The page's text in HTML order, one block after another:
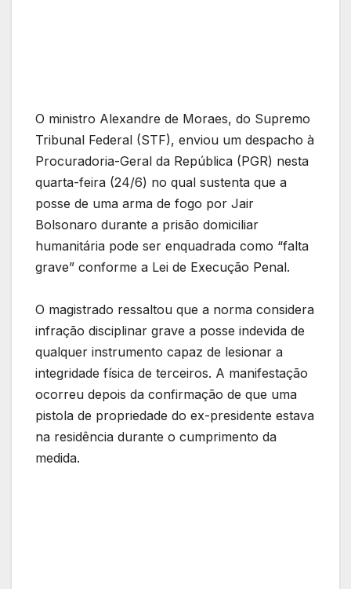
O ministro Alexandre de Moraes, do Supremo
Tribunal Federal (STF), enviou um despacho à
Procuradoria-Geral da República (PGR) nesta
quarta-feira (24/6) no qual sustenta que a
posse de uma arma de fogo por Jair
Bolsonaro durante a prisão domiciliar
humanitária pode ser enquadrada como “falta
grave” conforme a Lei de Execução Penal.
O magistrado ressaltou que a norma considera
infração disciplinar grave a posse indevida de
qualquer instrumento capaz de lesionar a
integridade física de terceiros. A manifestação
ocorreu depois da confirmação de que uma
pistola de propriedade do ex-presidente estava
na residência durante o cumprimento da
medida.